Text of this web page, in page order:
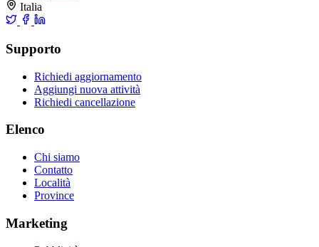
Italia
Supporto
Richiedi aggiornamento
Aggiungi nuova attività
Richiedi cancellazione
Elenco
Chi siamo
Contatto
Località
Province
Marketing